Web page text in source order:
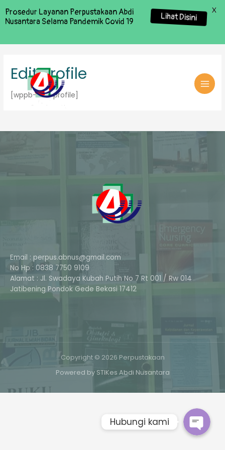
Edit Profile
[wppb-edit-profile]
Email : perpus.abnus@gmail.com
No Hp : 0838 7750 9109
Alamat : Jl. Swadaya Kubah Putih No 7 Rt 001 / Rw 014
Jatibening Pondok Gede Bekasi 17412
Copyright © 2026 Perpustakaan
Powered by STIKes Abdi Nusantara
Prosedur Layanan Perpustakaan Abdi
Nusantara Selama Pandemik Covid 19
Lihat Disini
X
Hubungi kami